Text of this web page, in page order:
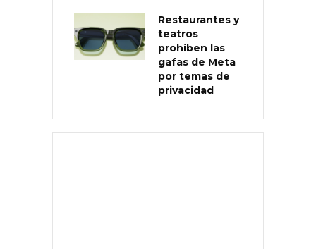
Restaurantes y
teatros
prohíben las
gafas de Meta
por temas de
privacidad